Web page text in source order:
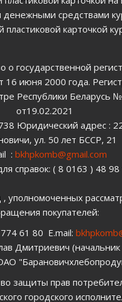
денежными средствами
пластиковой карточкой
о государственной
июня 2000 года.
Республики Беларусь
от19.02.2021
Юридический адрес :
ул. 50 лет БССР, 21
: bkhpkomb@gmail.com
справок: ( 8 0163 ) 48 98
уполномоченных
покупателей:
61 80 E.mail:
Дмитриевич (начальник
защиты прав
городского